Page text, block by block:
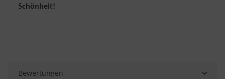
Schönheit!
Bewertungen